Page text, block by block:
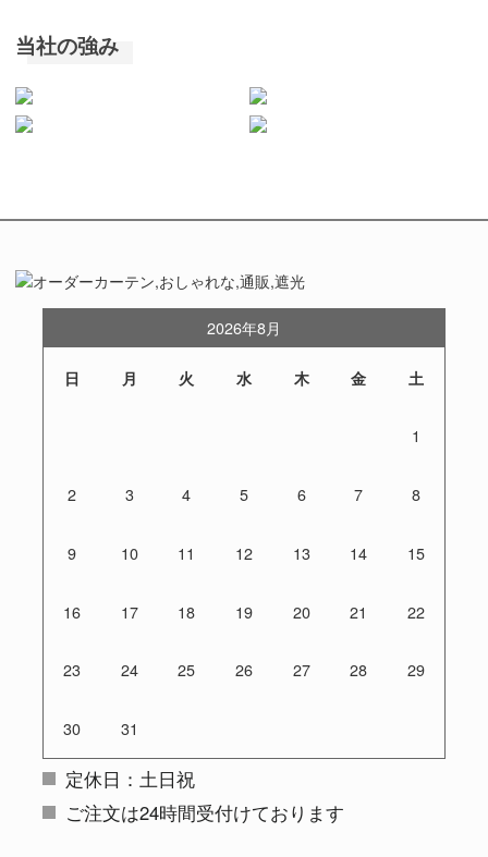
当社の強み
2026年8月
日 月 火 水 木 金 土
1
2 3 4 5 6 7 8
9 10 11 12 13 14 15
16 17 18 19 20 21 22
23 24 25 26 27 28 29
30 31
定休日：土日祝
ご注文は24時間受付けております